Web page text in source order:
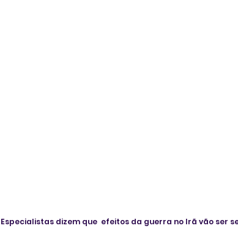
Especialistas dizem que  efeitos da guerra no Irã vão ser